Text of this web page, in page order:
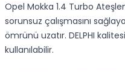
Opel Mokka 1.4 Turbo
sorunsuz çalışmasını
ömrünü uzatır. DELPHI
kullanılabilir.